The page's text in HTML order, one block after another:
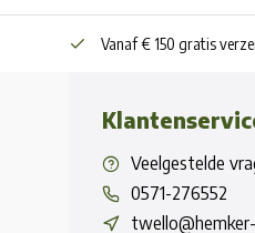
Vanaf € 150 gratis
Veelgestelde
0571-276552
twello@hemker-